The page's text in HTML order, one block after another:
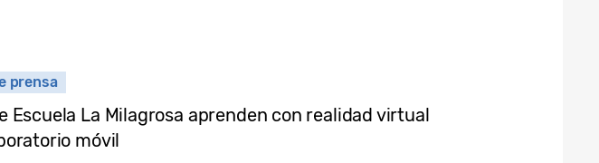
prensa
Escuela La Milagrosa aprenden con realidad virtual
móvil